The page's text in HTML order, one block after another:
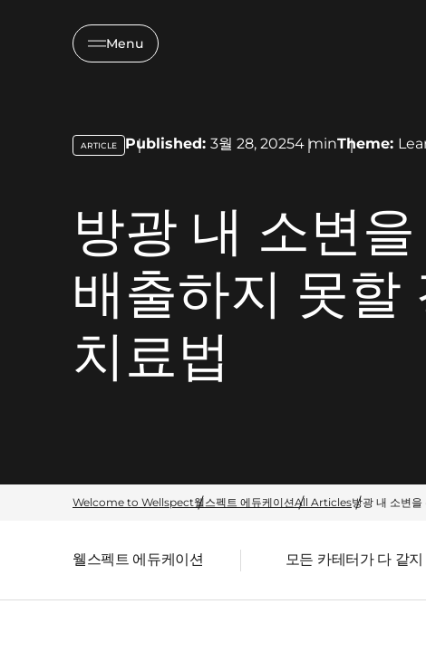
Menu
방광 내 소변
배출하지 못할
치료법
key:global.content-type:
ARTICLE Published: 3월 28, 20254 minTheme:
Welcome to Wellspect웰스펙트 에듀케이션All Articles방광 내 소변
Parent page:
웰스펙트 에듀케이션 모든 카테터가 다 같